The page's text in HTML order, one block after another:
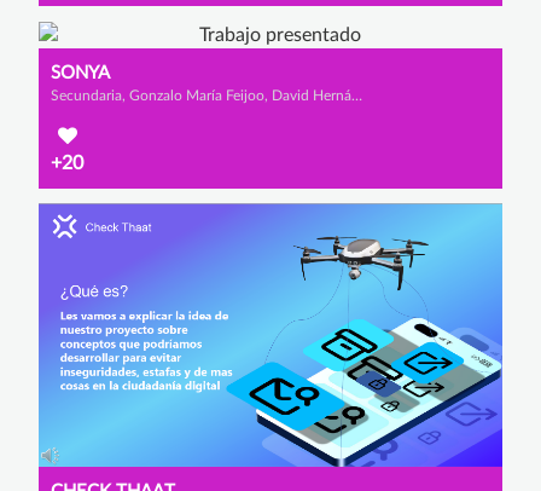
SONYA
Secundaria, Gonzalo María Feijoo, David Hernáiz García y Unay Cantabrana Rodríguez
+20